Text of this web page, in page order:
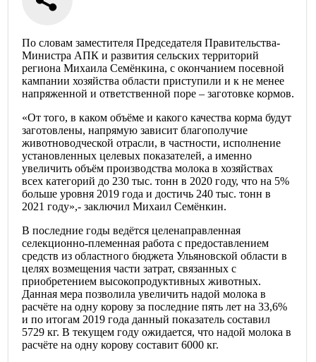
По словам заместителя Председателя Правительства-
Министра АПК и развития сельских территорий
региона Михаила Семёнкина, с окончанием посевной
кампании хозяйства области приступили и к не менее
напряженной и ответственной поре – заготовке кормов.
«От того, в каком объёме и какого качества корма будут
заготовлены, напрямую зависит благополучие
животноводческой отрасли, в частности, исполнение
установленных целевых показателей, а именно
увеличить объём производства молока в хозяйствах
всех категорий до 230 тыс. тонн в 2020 году, что на 5%
больше уровня 2019 года и достичь 240 тыс. тонн в
2021 году»,- заключил Михаил Семёнкин.
В последние годы ведётся целенаправленная
селекционно-племенная работа с предоставлением
средств из областного бюджета Ульяновской области в
целях возмещения части затрат, связанных с
приобретением высокопродуктивных животных.
Данная мера позволила увеличить надой молока в
расчёте на одну корову за последние пять лет на 33,6%
и по итогам 2019 года данный показатель составил
5729 кг. В текущем году ожидается, что надой молока в
расчёте на одну корову составит 6000 кг.